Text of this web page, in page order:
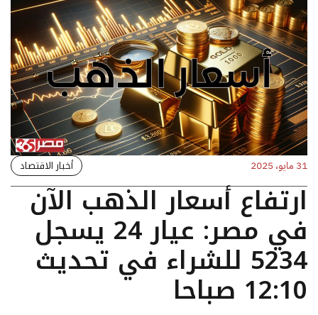
31 مايو، 2025 أخبار الاقتصاد
ارتفاع أسعار الذهب الآن
في مصر: عيار 24 يسجل
5234 للشراء في تحديث
12:10 صباحا